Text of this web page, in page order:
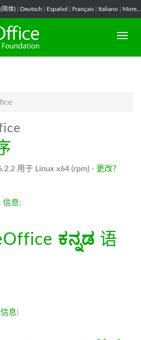
简体) Deutsch Español Français Italiano More...
用于 Linux x64 (rpm) - 更改？
信息)
ಕನ್ನಡ 语
信息)